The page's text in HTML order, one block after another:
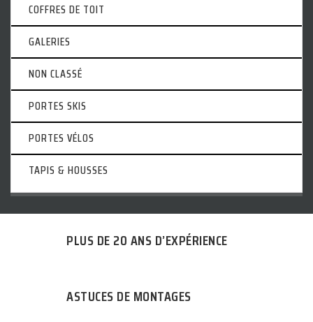
COFFRES DE TOIT
GALERIES
NON CLASSÉ
PORTES SKIS
PORTES VÉLOS
TAPIS & HOUSSES
PLUS DE 20 ANS D’EXPÉRIENCE
ASTUCES DE MONTAGES